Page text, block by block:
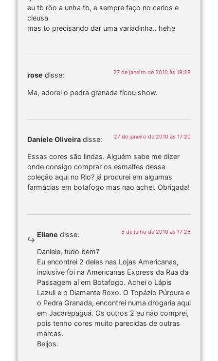
eu tb rôo a unha tb, e sempre faço no carlos e
cleusa
mas to precisando dar uma variadinha.. hehe
rose disse: 27 de janeiro de 2010 às 19:28
Ma, adorei o pedra granada ficou show.
Daniele Oliveira disse: 27 de janeiro de 2010 às 17:20
Essas cores são lindas. Alguém sabe me dizer
onde consigo comprar os esmaltes dessa
coleção aqui no Rio? já procurei em algumas
farmácias em botafogo mas nao achei. Obrigada!
Eliane disse: 8 de julho de 2010 às 17:26
Daniele, tudo bem?
Eu encontrei 2 deles nas Lojas Americanas,
inclusive foi na Americanas Express da Rua da
Passagem aí em Botafogo. Achei o Lápis
Lazuli e o Diamante Roxo. O Topázio Púrpura e
o Pedra Granada, encontrei numa drogaria aqui
em Jacarepaguá. Os outros 2 eu não comprei,
pois tenho cores muito parecidas de outras
marcas.
Beijos.